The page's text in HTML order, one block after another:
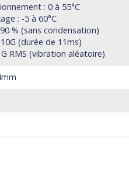
: 0 à 55°C
: -5 à 60°C
% (sans condensation)
(durée de 11ms)
RMS (vibration aléatoire)